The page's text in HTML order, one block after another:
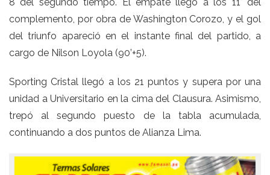
complemento, por obra de Washington Corozo, y el gol
del triunfo apareció en el instante final del partido, a
cargo de Nilson Loyola (90’+5).
Sporting Cristal llegó a los 21 puntos y supera por una
unidad a Universitario en la cima del Clausura. Asimismo,
trepó al segundo puesto de la tabla acumulada,
continuando a dos puntos de Alianza Lima.